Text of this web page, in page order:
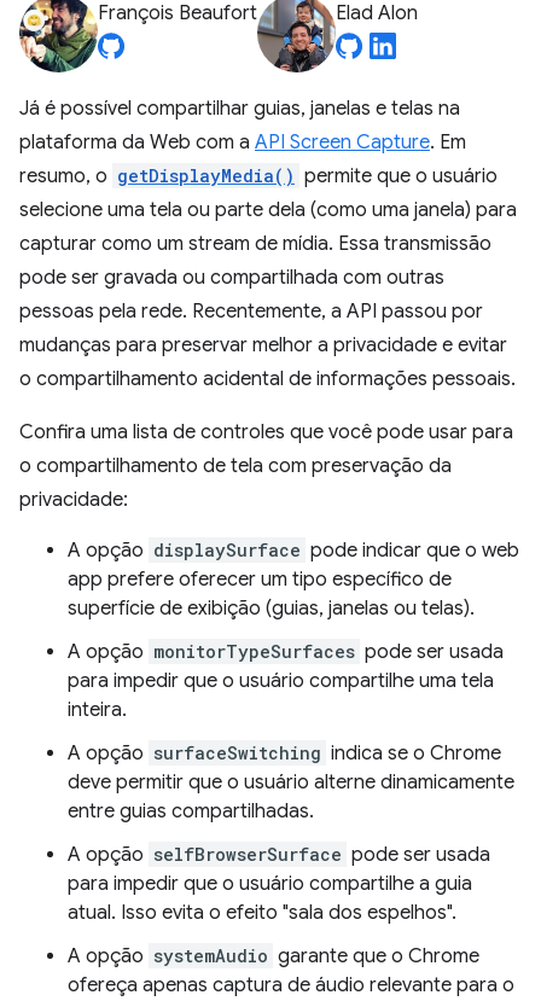
François Beaufort Elad Alon
Já é possível compartilhar guias, janelas e telas na
plataforma da Web com a API Screen Capture. Em
resumo, o getDisplayMedia() permite que o usuário
selecione uma tela ou parte dela (como uma janela) para
capturar como um stream de mídia. Essa transmissão
pode ser gravada ou compartilhada com outras
pessoas pela rede. Recentemente, a API passou por
mudanças para preservar melhor a privacidade e evitar
o compartilhamento acidental de informações pessoais.
Confira uma lista de controles que você pode usar para
o compartilhamento de tela com preservação da
privacidade:
A opção displaySurface pode indicar que o web
app prefere oferecer um tipo específico de
superfície de exibição (guias, janelas ou telas).
A opção monitorTypeSurfaces pode ser usada
para impedir que o usuário compartilhe uma tela
inteira.
A opção surfaceSwitching indica se o Chrome
deve permitir que o usuário alterne dinamicamente
entre guias compartilhadas.
A opção selfBrowserSurface pode ser usada
para impedir que o usuário compartilhe a guia
atual. Isso evita o efeito "sala dos espelhos".
A opção systemAudio garante que o Chrome
ofereça apenas captura de áudio relevante para o